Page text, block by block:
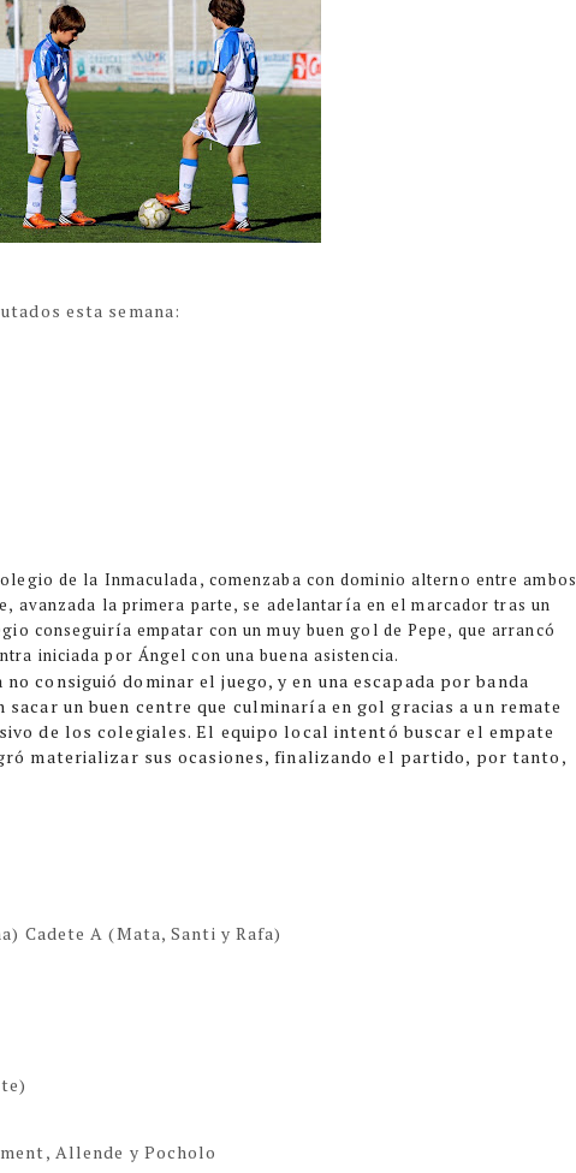
esta semana:
de la Inmaculada, comenzaba con dominio alterno entre ambos
avanzada la primera parte, se adelantaría en el marcador tras un
conseguiría empatar con un muy buen gol de Pepe, que arrancó
iniciada por Ángel con una buena asistencia.
consiguió dominar el juego, y en una escapada por banda
un buen centre que culminaría en gol gracias a un remate
de los colegiales. El equipo local intentó buscar el empate
materializar sus ocasiones, finalizando el partido, por tanto,
Cadete A (Mata, Santi y Rafa)
Allende y Pocholo